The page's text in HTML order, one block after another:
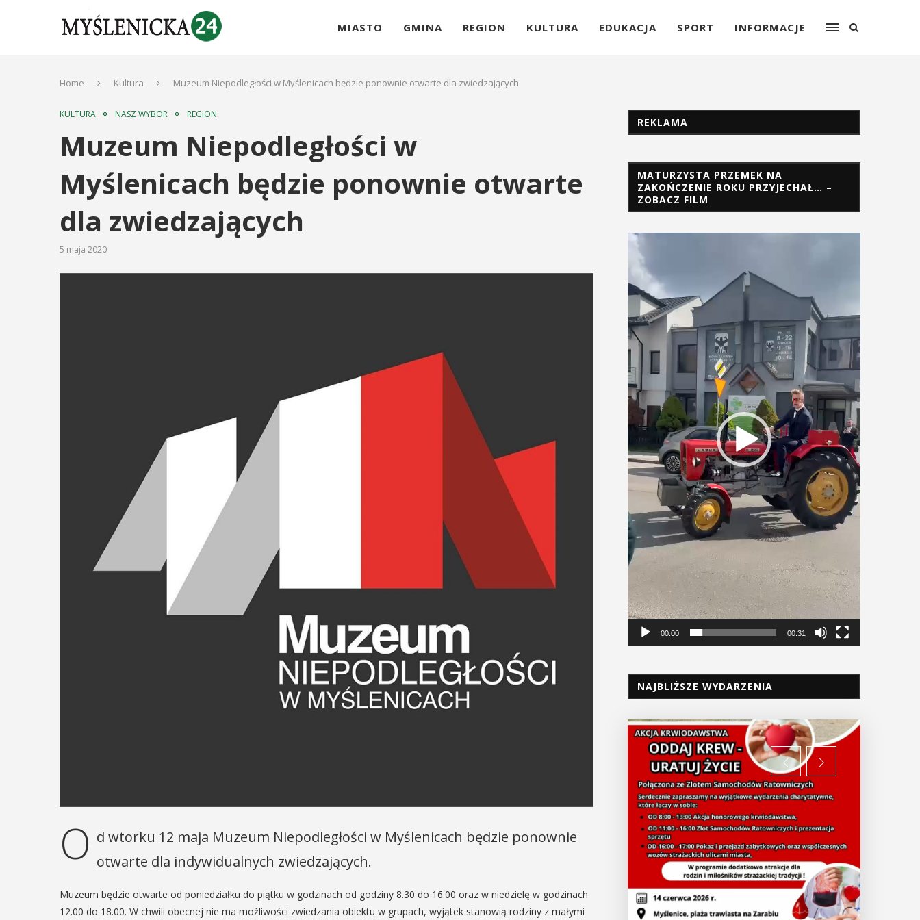
MIASTO GMINA REGION KULTURA EDUKACJA SPORT INFORMACJE
Home Kultura Muzeum Niepodległości w Myślenicach będzie ponownie otwarte dla zwiedzających
KULTURA NASZ WYBÓR REGION
Muzeum Niepodległości w
Myślenicach będzie ponownie otwarte
dla zwiedzających
5 maja 2020
O d wtorku 12 maja Muzeum Niepodległości w Myślenicach będzie ponownie
otwarte dla indywidualnych zwiedzających.
Muzeum będzie otwarte od poniedziałku do piątku w godzinach od godziny 8.30 do 16.00 oraz w niedzielę w godzinach
12.00 do 18.00. W chwili obecnej nie ma możliwości zwiedzania obiektu w grupach, wyjątek stanowią rodziny z małymi
REKLAMA
MATURZYSTA PRZEMEK NA
ZAKOŃCZENIE ROKU PRZYJECHAŁ… –
ZOBACZ FILM
Odtwarzacz
video
00:00 00:31
NAJBLIŻSZE WYDARZENIA